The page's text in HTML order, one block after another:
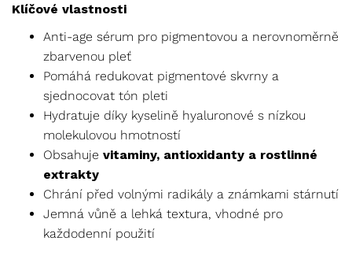
Klíčové vlastnosti
Anti-age sérum pro pigmentovou a nerovnoměrně
zbarvenou pleť
Pomáhá redukovat pigmentové skvrny a
sjednocovat tón pleti
Hydratuje díky kyselině hyaluronové s nízkou
molekulovou hmotností
Obsahuje vitaminy, antioxidanty a rostlinné
extrakty
Chrání před volnými radikály a známkami stárnutí
Jemná vůně a lehká textura, vhodné pro
každodenní použití